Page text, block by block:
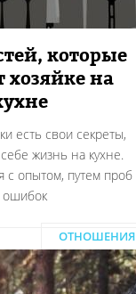
которые
хозяйке на
есть свои секреты,
жизнь на кухне.
с опытом, путем проб
ошибок
ОТНОШЕНИЯ